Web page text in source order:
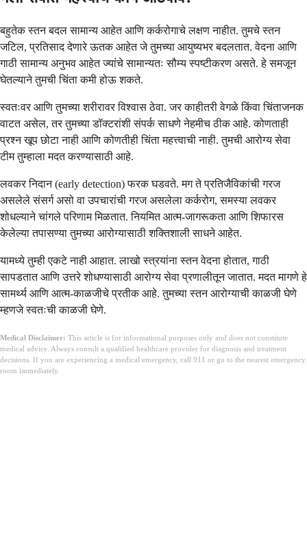
बहुतेक स्तन बदल सामान्य आहेत आणि कर्करोगाचे लक्षण नाहीत. तुमचे स्तन
जटिल, प्रतिसाद देणारे ऊतक आहेत जे तुमच्या आयुष्यभर बदलतात. वेदना आणि
गाठी सामान्य अनुभव आहेत ज्यांचे सामान्यतः सौम्य स्पष्टीकरण असते. हे समजून
घेतल्याने तुमची चिंता कमी होऊ शकते.
स्वतःवर आणि तुमच्या शरीरावर विश्वास ठेवा. जर काहीतरी वेगळे किंवा चिंताजनक
वाटत असेल, तर तुमच्या डॉक्टरांशी संपर्क साधणे नेहमीच ठीक आहे. कोणताही
प्रश्न खूप छोटा नाही आणि कोणतीही चिंता महत्त्वाची नाही. तुमची आरोग्य सेवा
टीम तुम्हाला मदत करण्यासाठी आहे.
लवकर निदान (early detection) फरक घडवते. मग ते प्रतिजैविकांची गरज
असलेले संसर्ग असो वा उपचारांची गरज असलेला कर्करोग, समस्या लवकर
शोधल्याने चांगले परिणाम मिळतात. नियमित आत्म-जागरूकता आणि शिफारस
केलेल्या तपासण्या तुमच्या आरोग्यासाठी शक्तिशाली साधने आहेत.
यामध्ये तुम्ही एकटे नाही आहात. लाखो स्त्रयांना स्तन वेदना होतात, गाठी
सापडतात आणि उत्तरे शोधण्यासाठी आरोग्य सेवा प्रणालीतून जातात. मदत मागणे हे
सामर्थ्य आणि आत्म-काळजीचे प्रतीक आहे. तुमच्या स्तन आरोग्याची काळजी घेणे
म्हणजे स्वतःची काळजी घेणे.
Medical Disclaimer: This article is for informational purposes only and does not constitute
medical advice. Always consult a qualified healthcare provider for diagnosis and treatment
decisions. If you are experiencing a medical emergency, call 911 or go to the nearest emergency
room immediately.